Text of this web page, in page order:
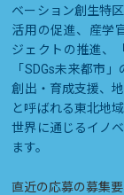
ベーション創生特
活用の促進、産学
ジェクトの推進、
「SDGs未来都市
創出・育成支援、
と呼ばれる東北地
世界に通じるイノ
ます。
直近の応募の募集